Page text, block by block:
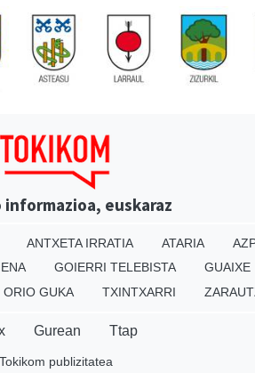
informazioa, euskaraz
ANTXETA IRRATIA ATARIA
GOIERRI TELEBISTA GUAIXE
ORIO GUKA TXINTXARRI
Gurean Ttap
Tokikom publizitatea